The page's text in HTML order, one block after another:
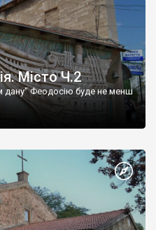
Місто Ч.2
дану" Феодосію буде не менш